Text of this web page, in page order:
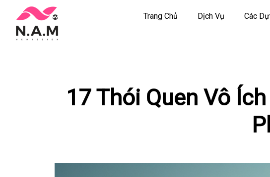
Chuyển
tới
Trang Chủ Dịch Vụ Các
17 Thói Quen Vô